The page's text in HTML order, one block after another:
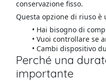
conservazione fisso.
Questa opzione di riuso è
Hai bisogno di
Vuoi controllare se
Cambi dispositivo
Perché una
importante